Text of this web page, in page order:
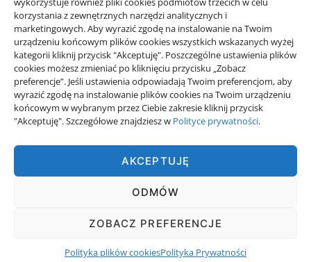
korzystania z zewnętrznych narzędzi analitycznych i
marketingowych. Aby wyrazić zgodę na instalowanie na Twoim
urządzeniu końcowym plików cookies wszystkich wskazanych wyżej
kategorii kliknij przycisk "Akceptuję". Poszczególne ustawienia plików
cookies możesz zmieniać po kliknięciu przycisku „Zobacz
preferencje”. Jeśli ustawienia odpowiadają Twoim preferencjom, aby
wyrazić zgodę na instalowanie plików cookies na Twoim urządzeniu
końcowym w wybranym przez Ciebie zakresie kliknij przycisk
"Akceptuję". Szczegółowe znajdziesz w Polityce prywatności.
AKCEPTUJĘ
ODMÓW
ZOBACZ PREFERENCJE
Polityka plików cookiesPolityka Prywatności
Projekty domów Rzeszów
wizytówki nap
POLITYKA PRYWATNOŚCI POLITYKA PLIKÓW COOKIES (EU)